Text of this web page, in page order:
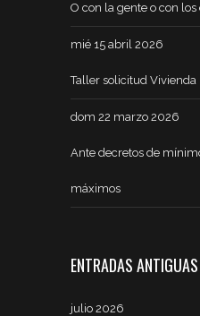
O con la gente o con
mié 15 abril 2026
Taller solicitud Vivienda
dom 22 marzo 2026
Ante decretos de
máximos
ENTRADAS ANTIGUAS
julio 2026